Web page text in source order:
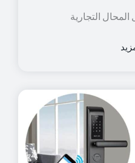
التجارية